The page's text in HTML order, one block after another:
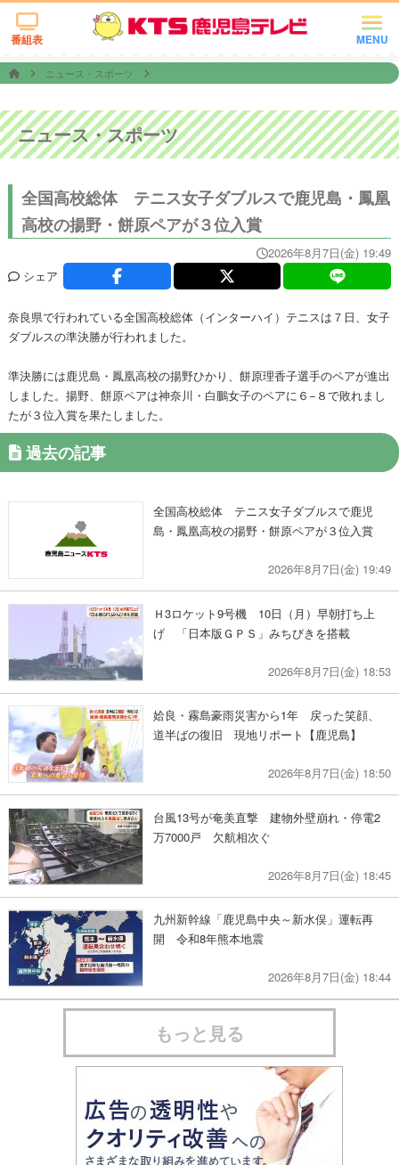
MENU
番組表
ニュース・スポーツ
ニュース・スポーツ
全国高校総体 テニス女子ダブルスで鹿児島・鳳凰
高校の揚野・餅原ペアが３位入賞
2026年8月7日(金) 19:49
シェア
奈良県で行われている全国高校総体（インターハイ）テニスは７日、女子
ダブルスの準決勝が行われました。
準決勝には鹿児島・鳳凰高校の揚野ひかり、餅原理香子選手のペアが進出
しました。揚野、餅原ペアは神奈川・白鵬女子のペアに６−８で敗れまし
たが３位入賞を果たしました。
過去の記事
全国高校総体 テニス女子ダブルスで鹿児
島・鳳凰高校の揚野・餅原ペアが３位入賞
2026年8月7日(金) 19:49
Ｈ3ロケット9号機 10日（月）早朝打ち上
げ 「日本版ＧＰＳ」みちびきを搭載
2026年8月7日(金) 18:53
姶良・霧島豪雨災害から1年 戻った笑顔、
道半ばの復旧 現地リポート【鹿児島】
2026年8月7日(金) 18:50
台風13号が奄美直撃 建物外壁崩れ・停電2
万7000戸 欠航相次ぐ
2026年8月7日(金) 18:45
九州新幹線「鹿児島中央～新水俣」運転再
開 令和8年熊本地震
2026年8月7日(金) 18:44
もっと見る